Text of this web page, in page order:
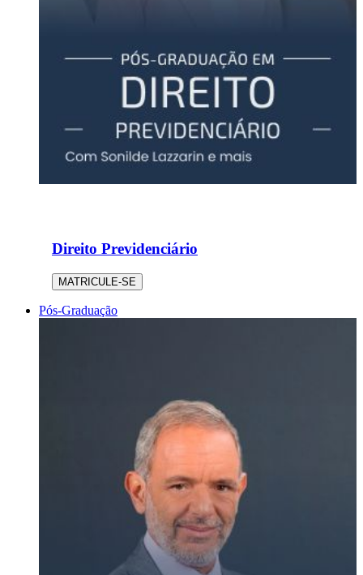
Direito Previdenciário
MATRICULE-SE
Pós-Graduação